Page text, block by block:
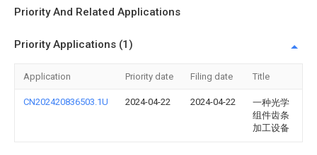
Priority And Related Applications
Priority Applications (1)
Application Priority date Filing date Title
CN202420836503.1U 2024-04-22 2024-04-22
一种光学
组件齿条
加工设备